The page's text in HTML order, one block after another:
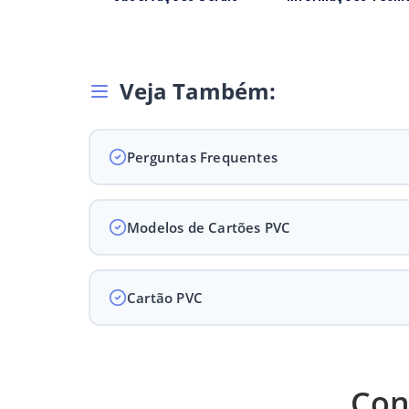
Veja Também:
Perguntas Frequentes
Modelos de Cartões PVC
Cartão PVC
Impressão de alto padrão